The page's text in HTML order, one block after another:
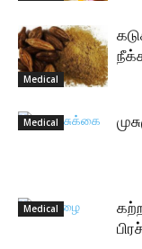
Medical
Medical
Medical